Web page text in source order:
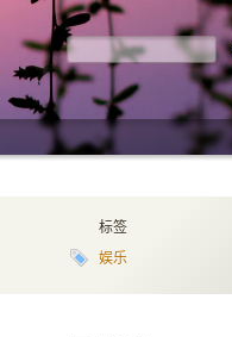
标签
娱乐